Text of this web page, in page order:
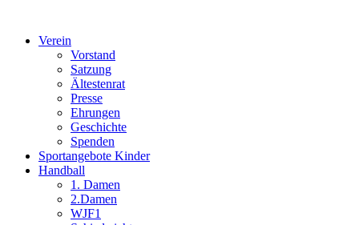
Verein
Vorstand
Satzung
Ältestenrat
Presse
Ehrungen
Geschichte
Spenden
Sportangebote Kinder
Handball
1. Damen
2.Damen
WJF1